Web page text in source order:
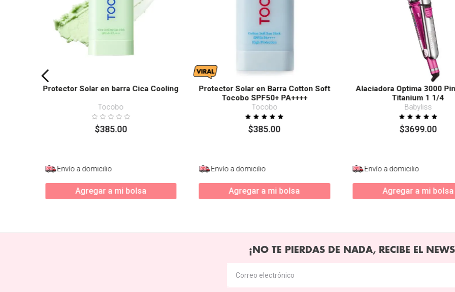
Protector Solar en barra Cica Cooling
Tocobo
$385.00
Envío a domicilio
Agregar a mi bolsa
Protector Solar en Barra Cotton Soft
Tocobo SPF50+ PA++++
Tocobo
$385.00
Envío a domicilio
Agregar a mi bolsa
Alaciadora Optima 3000
Titanium 1 1/4
Babyliss
$3699.00
Envío a domicilio
Agregar a mi bolsa
¡NO TE PIERDAS DE NADA, RECIBE EL